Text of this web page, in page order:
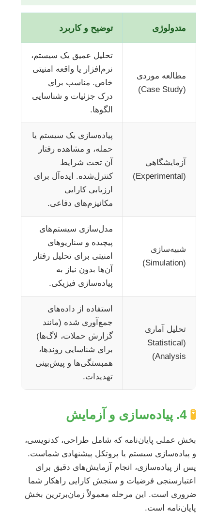
متدولوژی توضیح و کاربرد
مطالعه موردی
(Case Study)
تحلیل عمیق یک سیستم،
نرم‌افزار یا واقعه امنیتی
خاص. مناسب برای
درک جزئیات و شناسایی
الگوها.
آزمایشگاهی
(Experimental)
پیاده‌سازی یک سیستم یا
حمله، و مشاهده رفتار
آن تحت شرایط
کنترل‌شده. ایده‌آل برای
ارزیابی کارایی
مکانیزم‌های دفاعی.
شبیه‌سازی
(Simulation)
مدل‌سازی سیستم‌های
پیچیده و سناریوهای
امنیتی برای تحلیل رفتار
آن‌ها بدون نیاز به
پیاده‌سازی فیزیکی.
تحلیل آماری
(Statistical
Analysis)
استفاده از داده‌های
جمع‌آوری شده (مانند
گزارش حملات، لاگ‌ها)
برای شناسایی روندها،
همبستگی‌ها و پیش‌بینی
تهدیدات.
🧪 4. پیاده‌سازی و آزمایش
بخش عملی پایان‌نامه که شامل طراحی، کدنویسی،
و پیاده‌سازی سیستم یا پروتکل پیشنهادی شماست.
پس از پیاده‌سازی، انجام آزمایش‌های دقیق برای
اعتبارسنجی فرضیات و سنجش کارایی راهکار شما
ضروری است. این مرحله معمولاً زمان‌برترین بخش
پایان‌نامه است.